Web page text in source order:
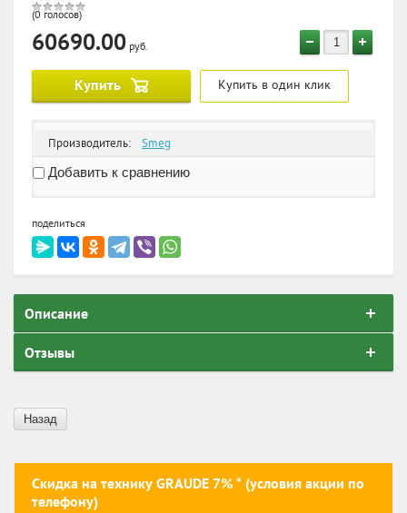
Скидка на технику GRAUDE 7% * (условия акции по
телефону)
(0 голосов)
60690.00 руб.
Купить Купить в один клик
Производитель:
Smeg
Добавить к сравнению
поделиться
Описание
Отзывы
Назад